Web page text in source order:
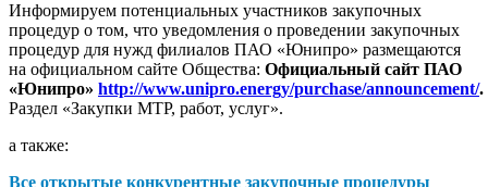
Информируем потенциальных участников закупочных
процедур о том, что уведомления о проведении закупочных
процедур для нужд филиалов ПАО «Юнипро» размещаются
на официальном сайте Общества: Официальный сайт ПАО
«Юнипро» http://www.unipro.energy/purchase/announcement/.
Раздел «Закупки МТР, работ, услуг».
а также:
Все открытые конкурентные закупочные процедуры